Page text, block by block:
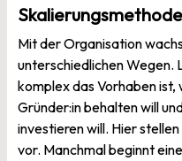
Mit der Organisation
unterschiedlichen Wegen.
komplex das Vorhaben ist,
Gründer:in behalten will
investieren will. Hier
vor. Manchmal beginnt